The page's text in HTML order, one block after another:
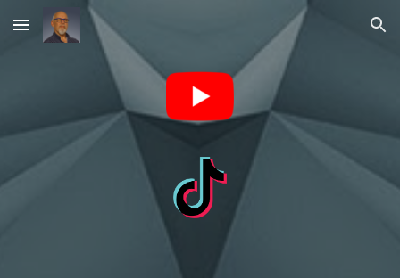
Skip to main content Skip to navigation